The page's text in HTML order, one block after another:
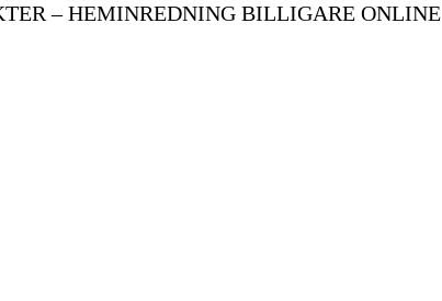
– HEMINREDNING BILLIGARE ONLINE